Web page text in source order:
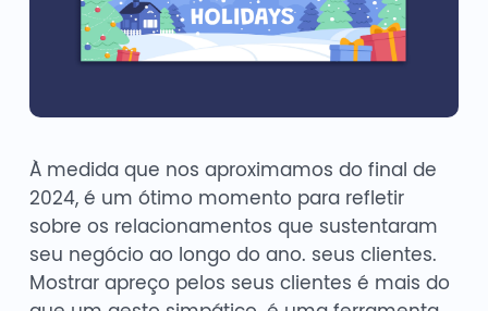
À medida que nos aproximamos do final de
2024, é um ótimo momento para refletir
sobre os relacionamentos que sustentaram
seu negócio ao longo do ano. seus clientes.
Mostrar apreço pelos seus clientes é mais do